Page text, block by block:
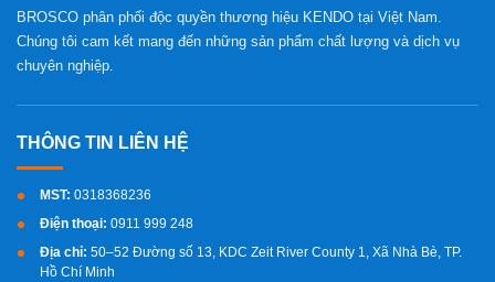
BROSCO phân phối độc quyền thương hiệu KENDO tại Việt Nam.
Chúng tôi cam kết mang đến những sản phẩm chất lượng và dịch vụ
chuyên nghiệp.
MST: 0318368236
Điện thoại: 0911 999 248
Địa chỉ: 50–52 Đường số 13, KDC Zeit River County 1, Xã Nhà Bè, TP.
Hồ Chí Minh